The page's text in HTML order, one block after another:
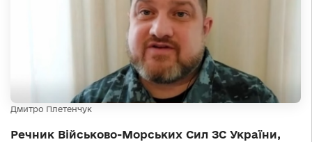
Дмитро Плетенчук
Речник Військово-Морських Сил ЗС України,